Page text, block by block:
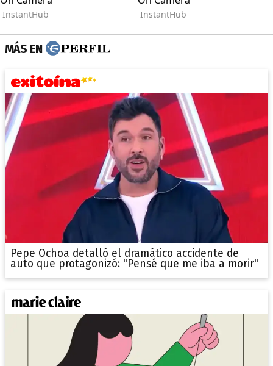
MÁS EN
Pepe Ochoa detalló el dramático accidente de
auto que protagonizó: "Pensé que me iba a morir"